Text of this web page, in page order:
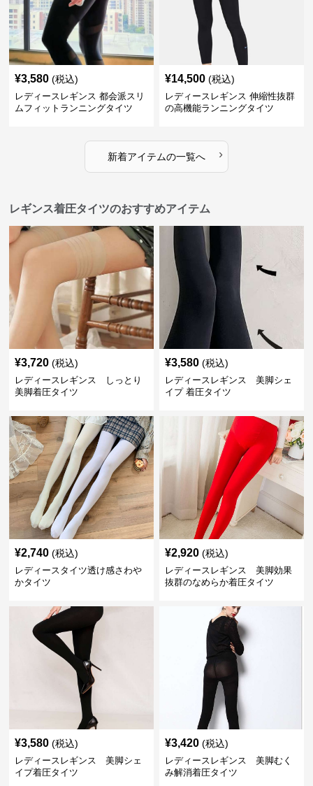
¥3,580 (税込)
レディースレギンス 都会派スリ
ムフィットランニングタイツ
¥14,500 (税込)
レディースレギンス 伸縮性抜群
の高機能ランニングタイツ
新着アイテムの一覧へ ›
レギンス着圧タイツのおすすめアイテム
¥3,720 (税込)
レディースレギンス しっとり
美脚着圧タイツ
¥3,580 (税込)
レディースレギンス 美脚シェ
イプ 着圧タイツ
¥2,740 (税込)
レディースタイツ透け感さわや
かタイツ
¥2,920 (税込)
レディースレギンス 美脚効果
抜群のなめらか着圧タイツ
¥3,580 (税込)
レディースレギンス 美脚シェ
イプ着圧タイツ
¥3,420 (税込)
レディースレギンス 美脚むく
み解消着圧タイツ